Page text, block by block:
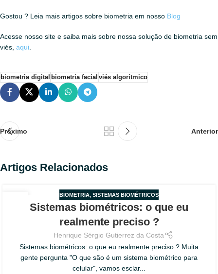
Gostou ? Leia mais artigos sobre biometria em nosso Blog
Acesse nosso site e saiba mais sobre nossa solução de biometria sem
viés, aqui
biometria digital biometria facial viés algorítmico
Próximo Anterior
Artigos Relacionados
BIOMETRIA, SISTEMAS BIOMÉTRICOS
Sistemas biométricos: o que eu
realmente preciso ?
Henrique Sérgio Gutierrez da Costa
Sistemas biométricos: o que eu realmente preciso ? Muita
gente pergunta "O que são é um sistema biométrico para
celular", vamos esclar...